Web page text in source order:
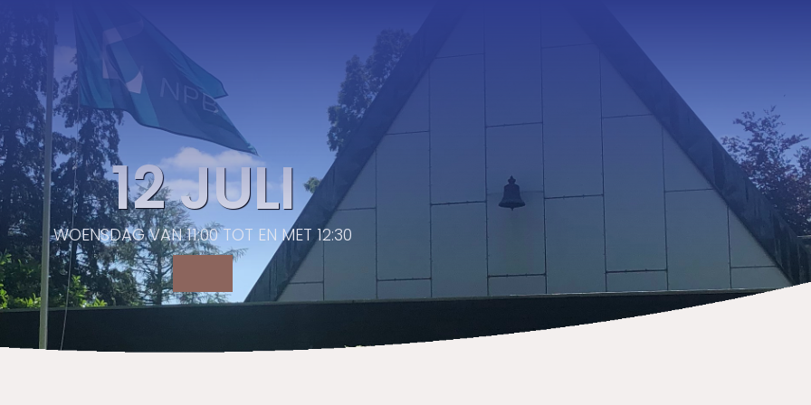
12 JULI
WOENSDAG VAN 11:00 TOT EN MET 12:30